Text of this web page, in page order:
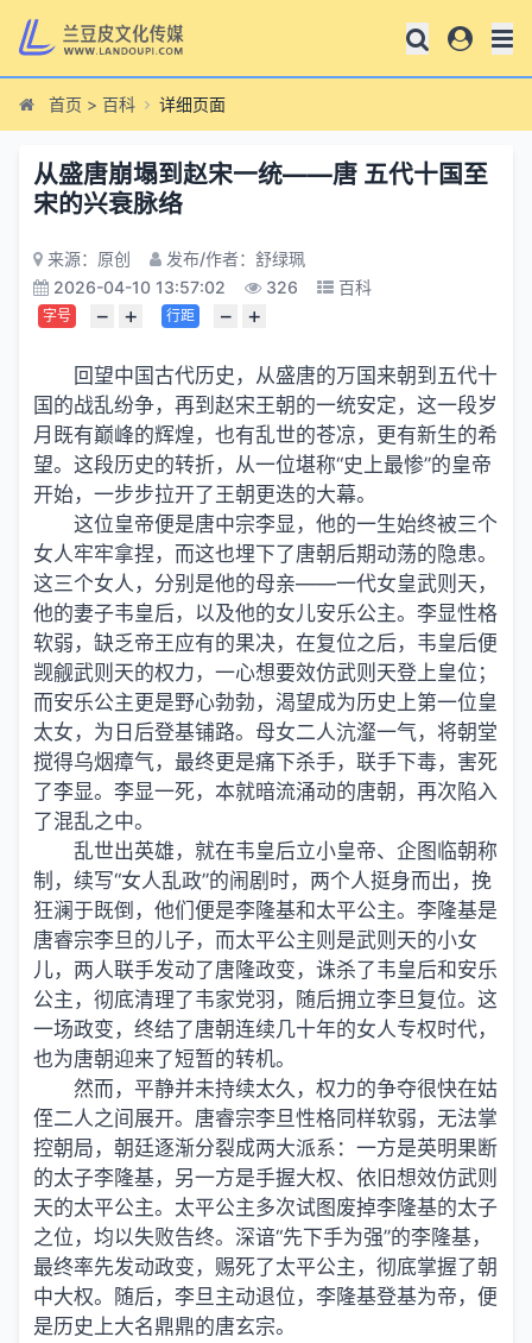
首页 > 百科 详细页面
从盛唐崩塌到赵宋一统——唐 五代十国至
宋的兴衰脉络
来源：原创
发布/作者：舒绿珮
2026-04-10 13:57:02
326 百科
字号 − + 行距 − +
回望中国古代历史，从盛唐的万国来朝到五代十
国的战乱纷争，再到赵宋王朝的一统安定，这一段岁
月既有巅峰的辉煌，也有乱世的苍凉，更有新生的希
望。这段历史的转折，从一位堪称“史上最惨”的皇帝
开始，一步步拉开了王朝更迭的大幕。
这位皇帝便是唐中宗李显，他的一生始终被三个
女人牢牢拿捏，而这也埋下了唐朝后期动荡的隐患。
这三个女人，分别是他的母亲——一代女皇武则天，
他的妻子韦皇后，以及他的女儿安乐公主。李显性格
软弱，缺乏帝王应有的果决，在复位之后，韦皇后便
觊觎武则天的权力，一心想要效仿武则天登上皇位；
而安乐公主更是野心勃勃，渴望成为历史上第一位皇
太女，为日后登基铺路。母女二人沆瀣一气，将朝堂
搅得乌烟瘴气，最终更是痛下杀手，联手下毒，害死
了李显。李显一死，本就暗流涌动的唐朝，再次陷入
了混乱之中。
乱世出英雄，就在韦皇后立小皇帝、企图临朝称
制，续写“女人乱政”的闹剧时，两个人挺身而出，挽
狂澜于既倒，他们便是李隆基和太平公主。李隆基是
唐睿宗李旦的儿子，而太平公主则是武则天的小女
儿，两人联手发动了唐隆政变，诛杀了韦皇后和安乐
公主，彻底清理了韦家党羽，随后拥立李旦复位。这
一场政变，终结了唐朝连续几十年的女人专权时代，
也为唐朝迎来了短暂的转机。
然而，平静并未持续太久，权力的争夺很快在姑
侄二人之间展开。唐睿宗李旦性格同样软弱，无法掌
控朝局，朝廷逐渐分裂成两大派系：一方是英明果断
的太子李隆基，另一方是手握大权、依旧想效仿武则
天的太平公主。太平公主多次试图废掉李隆基的太子
之位，均以失败告终。深谙“先下手为强”的李隆基，
最终率先发动政变，赐死了太平公主，彻底掌握了朝
中大权。随后，李旦主动退位，李隆基登基为帝，便
是历史上大名鼎鼎的唐玄宗。